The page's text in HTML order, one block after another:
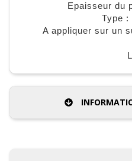
Epaisseur du
Type :
A appliquer sur un